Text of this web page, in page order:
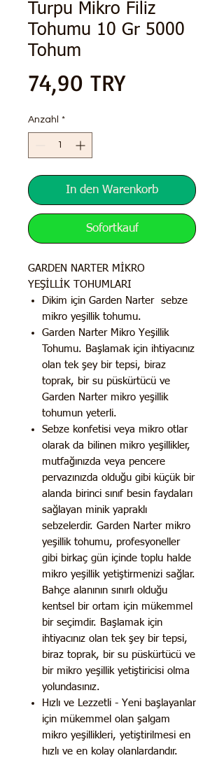
Turpu Mikro Filiz
Tohumu 10 Gr 5000
Tohum
74,90 TRYPreis
Anzahl *
In den Warenkorb
Sofortkauf
GARDEN NARTER MİKRO
YEŞİLLİK TOHUMLARI
Dikim için Garden Narter sebze
mikro yeşillik tohumu.
Garden Narter Mikro Yeşillik
Tohumu. Başlamak için ihtiyacınız
olan tek şey bir tepsi, biraz
toprak, bir su püskürtücü ve
Garden Narter mikro yeşillik
tohumun yeterli.
Sebze konfetisi veya mikro otlar
olarak da bilinen mikro yeşillikler,
mutfağınızda veya pencere
pervazınızda olduğu gibi küçük bir
alanda birinci sınıf besin faydaları
sağlayan minik yapraklı
sebzelerdir. Garden Narter mikro
yeşillik tohumu, profesyoneller
gibi birkaç gün içinde toplu halde
mikro yeşillik yetiştirmenizi sağlar.
Bahçe alanının sınırlı olduğu
kentsel bir ortam için mükemmel
bir seçimdir. Başlamak için
ihtiyacınız olan tek şey bir tepsi,
biraz toprak, bir su püskürtücü ve
bir mikro yeşillik yetiştiricisi olma
yolundasınız.
Hızlı ve Lezzetli - Yeni başlayanlar
için mükemmel olan şalgam
mikro yeşillikleri, yetiştirilmesi en
hızlı ve en kolay olanlardandır.